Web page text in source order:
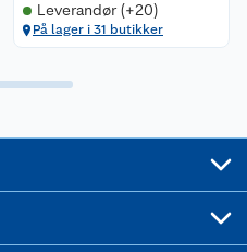
Leverandør (+20)
På lager i 31 butikker